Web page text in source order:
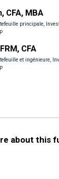
CFA, MBA
principale,
CFA
et ingénieure,
about this